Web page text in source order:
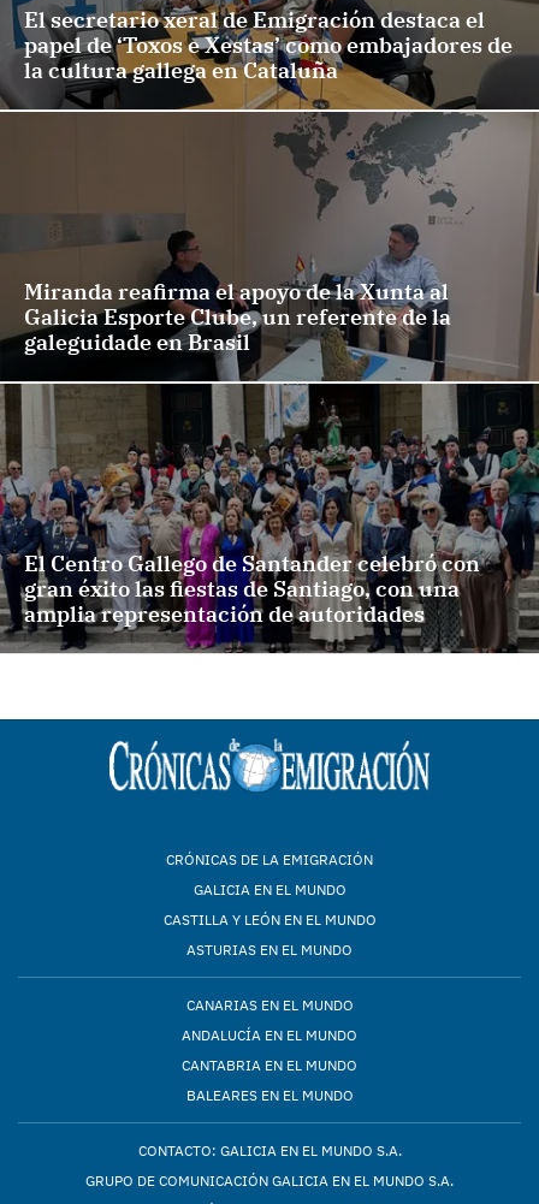
El secretario xeral de Emigración destaca el
papel de ‘Toxos e Xestas’ como embajadores de
la cultura gallega en Cataluña
Miranda reafirma el apoyo de la Xunta al
Galicia Esporte Clube, un referente de la
galeguidade en Brasil
El Centro Gallego de Santander celebró con
gran éxito las fiestas de Santiago, con una
amplia representación de autoridades
CRÓNICAS DE LA EMIGRACIÓN
GALICIA EN EL MUNDO
CASTILLA Y LEÓN EN EL MUNDO
ASTURIAS EN EL MUNDO
CANARIAS EN EL MUNDO
ANDALUCÍA EN EL MUNDO
CANTABRIA EN EL MUNDO
BALEARES EN EL MUNDO
CONTACTO: GALICIA EN EL MUNDO S.A.
GRUPO DE COMUNICACIÓN GALICIA EN EL MUNDO S.A.